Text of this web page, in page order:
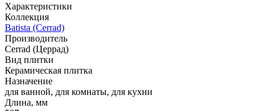
Характеристики
Коллекция
Batista (Cerrad)
Производитель
Cerrad (Церрад)
Вид плитки
Керамическая плитка
Назначение
для ванной, для комнаты, для кухни
Длина, мм